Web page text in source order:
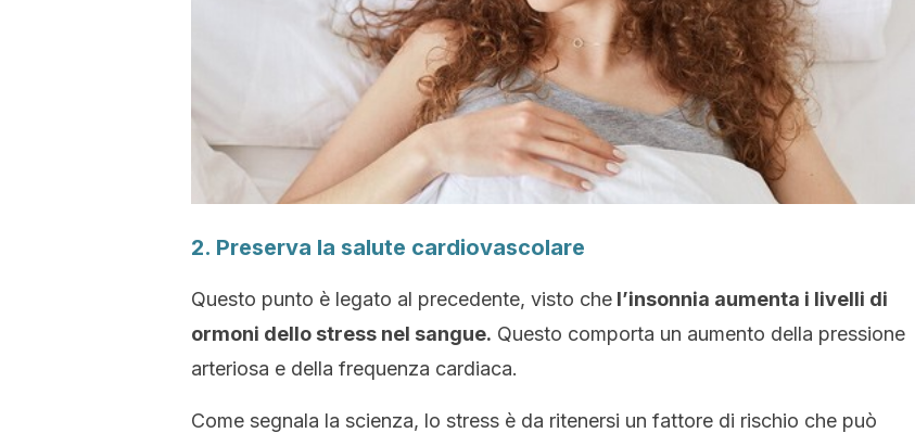
2. Preserva la salute cardiovascolare
Questo punto è legato al precedente, visto che l’insonnia aumenta i livelli di
ormoni dello stress nel sangue. Questo comporta un aumento della pressione
arteriosa e della frequenza cardiaca.
Come segnala la scienza, lo stress è da ritenersi un fattore di rischio che può